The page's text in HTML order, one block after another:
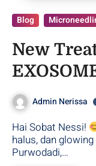
Blog
New
Clinic
Admin Nerissa
Hai Sobat Nessi!
halus, dan
Purwodadi,…